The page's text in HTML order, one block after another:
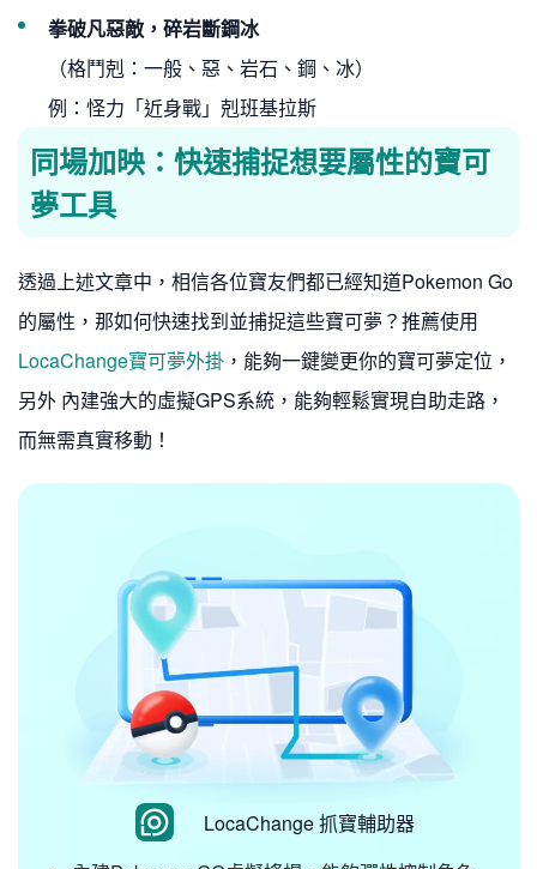
拳破凡惡敵，碎岩斷鋼冰
（格鬥剋：一般、惡、岩石、鋼、冰）
例：怪力「近身戰」剋班基拉斯
同場加映：快速捕捉想要屬性的寶可
夢工具
透過上述文章中，相信各位寶友們都已經知道Pokemon Go
的屬性，那如何快速找到並捕捉這些寶可夢？推薦使用
LocaChange寶可夢外掛 ，能夠一鍵變更你的寶可夢定位，
另外 內建強大的虛擬GPS系統，能夠輕鬆實現自助走路，
而無需真實移動！
LocaChange 抓寶輔助器